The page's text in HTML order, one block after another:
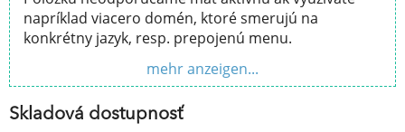
napríklad viacero domén, ktoré smerujú na
konkrétny jazyk, resp. prepojenú menu.
mehr anzeigen...
Skladová dostupnosť